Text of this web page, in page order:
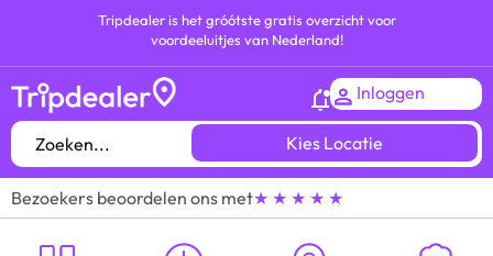
Tripdealer is het gróótste gratis overzicht voor
voordeeluitjes van Nederland!
Inloggen
Kies Locatie
Bezoekers beoordelen ons met★ ★ ★ ★ ★